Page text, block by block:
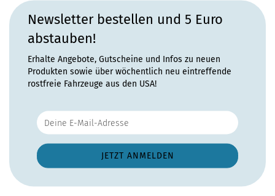
Newsletter bestellen und 5 Euro
abstauben!
Erhalte Angebote, Gutscheine und Infos zu neuen
Produkten sowie über wöchentlich neu eintreffende
rostfreie Fahrzeuge aus den USA!